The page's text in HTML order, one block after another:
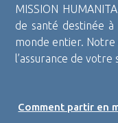
MISSION
de santé destinée
monde entier.
l’assurance de votre
Comment partir en